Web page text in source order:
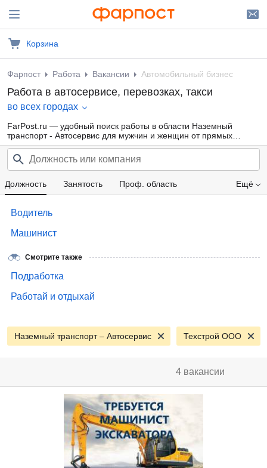
Корзина
Фарпост Работа Вакансии Автомобильный бизнес
Работа в автосервисе, перевозках, такси
во всех городах
FarPost.ru — удобный поиск работы в области Наземный
транспорт - Автосервис для мужчин и женщин от прямых
работодателей, а также от кадровых агентств. Свежие вакансии
каждый день.
Ещё
Должность Занятость Проф. область
Образование
Водитель
Машинист
Смотрите также
Подработка
Работай и отдыхай
Наземный транспорт – Автосервис Техстрой ООО
4 вакансии